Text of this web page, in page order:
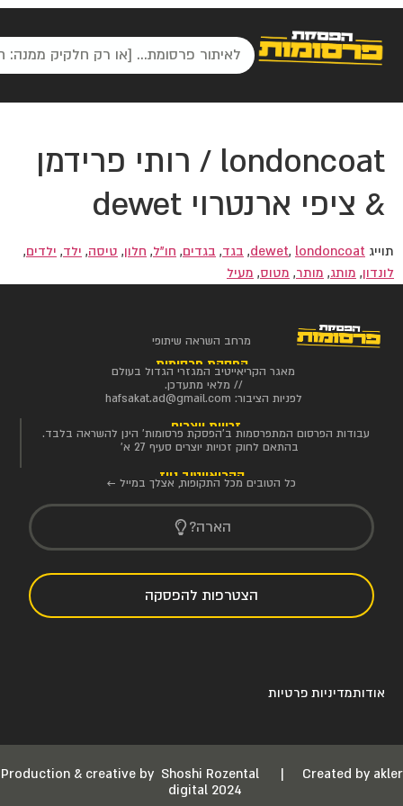
londoncoat / רותי פרידמן
& ציפי ארנטרוי dewet
תוייג dewet, londoncoat
, בגד, בגדים, חו"ל, חלון, טיסה, ילד, ילדים,
לונדון, מותג, מותר, מטוס, מעיל
מרחב השראה שיתופי
הפסקת פרסומות
מאגר הקריאייטיב המגזרי הגדול בעולם
// מלאי מתעדכן.
לפניות הציבור: hafsakat.ad@gmail.com
זכויות יוצרים
עבודות הפרסום המתפרסמות ב'הפסקת פרסומות' הינן להשראה בלבד.
בהתאם לחוק זכויות יוצרים סעיף 27 א'
הקריאייטיב ניוז
כל הטובים מכל התקופות, אצלך במייל ←
הארה?
הצטרפות להפסקה
אודותמדיניות פרטיות
Production & creative by Shoshi Rozental | Created by akler
digital 2024